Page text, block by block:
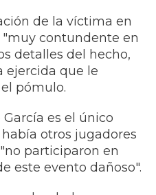
de la víctima en
contundente en
detalles del hecho,
ejercida que le
pómulo.
es el único
otros jugadores
participaron en
este evento dañoso".